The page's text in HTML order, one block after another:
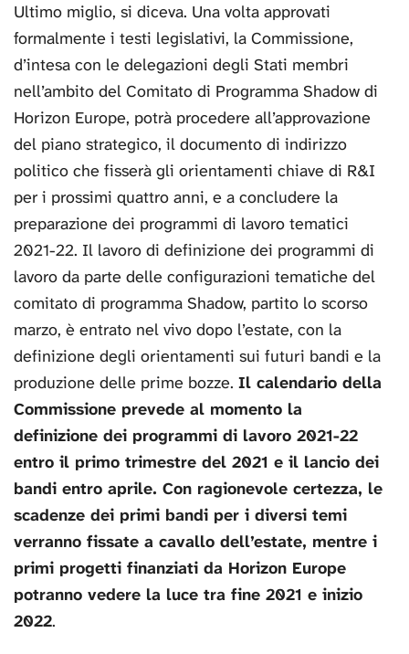
Ultimo miglio, si diceva. Una volta approvati
formalmente i testi legislativi, la Commissione,
d’intesa con le delegazioni degli Stati membri
nell’ambito del Comitato di Programma Shadow di
Horizon Europe, potrà procedere all’approvazione
del piano strategico, il documento di indirizzo
politico che fisserà gli orientamenti chiave di R&I
per i prossimi quattro anni, e a concludere la
preparazione dei programmi di lavoro tematici
2021-22. Il lavoro di definizione dei programmi di
lavoro da parte delle configurazioni tematiche del
comitato di programma Shadow, partito lo scorso
marzo, è entrato nel vivo dopo l’estate, con la
definizione degli orientamenti sui futuri bandi e la
produzione delle prime bozze. Il calendario della
Commissione prevede al momento la
definizione dei programmi di lavoro 2021-22
entro il primo trimestre del 2021 e il lancio dei
bandi entro aprile. Con ragionevole certezza, le
scadenze dei primi bandi per i diversi temi
verranno fissate a cavallo dell’estate, mentre i
primi progetti finanziati da Horizon Europe
potranno vedere la luce tra fine 2021 e inizio
2022.